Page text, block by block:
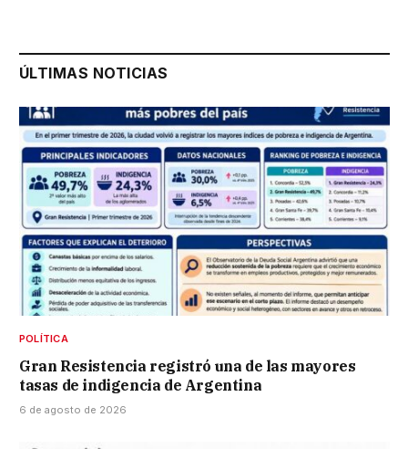
ÚLTIMAS NOTICIAS
POLÍTICA
Gran Resistencia registró una de las mayores
tasas de indigencia de Argentina
6 de agosto de 2026